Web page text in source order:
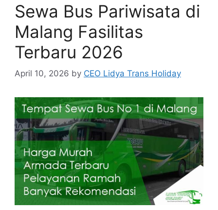
Sewa Bus Pariwisata di
Malang Fasilitas
Terbaru 2026
April 10, 2026 by CEO Lidya Trans Holiday